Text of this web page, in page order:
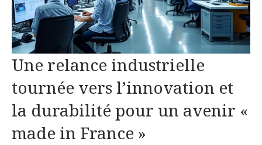
Une relance industrielle
tournée vers l’innovation et
la durabilité pour un avenir «
made in France »